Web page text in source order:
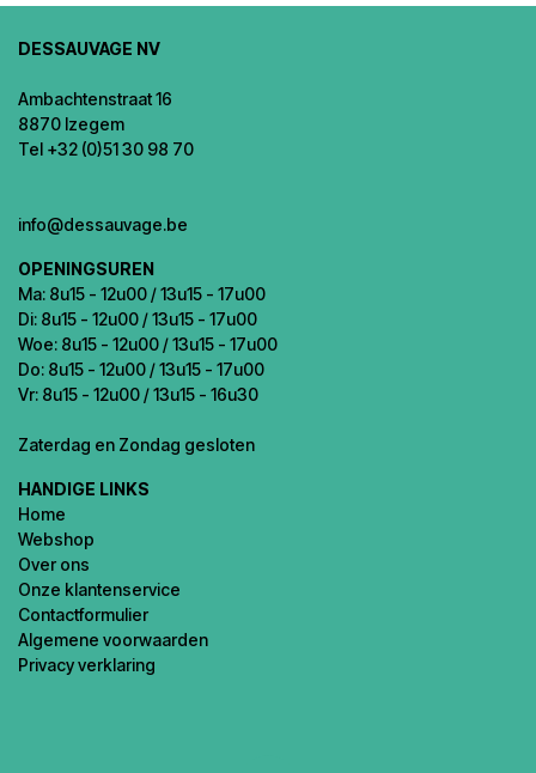
DESSAUVAGE NV
Ambachtenstraat 16
8870 Izegem
Tel +32 (0)51 30 98 70
info@dessauvage.be
OPENINGSUREN
Ma: 8u15 - 12u00 / 13u15 - 17u00
Di: 8u15 - 12u00 / 13u15 - 17u00
Woe: 8u15 - 12u00 / 13u15 - 17u00
Do: 8u15 - 12u00 / 13u15 - 17u00
Vr: 8u15 - 12u00 / 13u15 - 16u30
Zaterdag en Zondag gesloten
HANDIGE LINKS
Home
Webshop
Over ons
Onze klantenservice
Contactformulier
Algemene voorwaarden
Privacy verklaring